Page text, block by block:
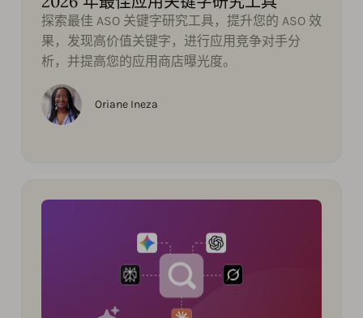
探索最佳 ASO 关键字研究工具，提升您的 ASO 效
果，发现高价值关键字，进行应用竞争对手分
析，并提高您的应用商店曝光度。
Oriane Ineza